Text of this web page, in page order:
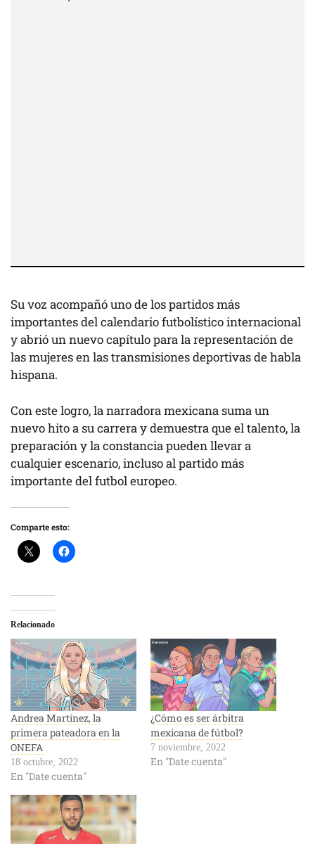
Su voz acompañó uno de los partidos más
importantes del calendario futbolístico internacional
y abrió un nuevo capítulo para la representación de
las mujeres en las transmisiones deportivas de habla
hispana.
Con este logro, la narradora mexicana suma un
nuevo hito a su carrera y demuestra que el talento, la
preparación y la constancia pueden llevar a
cualquier escenario, incluso al partido más
importante del futbol europeo.
Comparte esto:
Relacionado
Andrea Martínez, la
primera pateadora en la
ONEFA
18 octubre, 2022
En "Date cuenta"
¿Cómo es ser árbitra
mexicana de fútbol?
7 noviembre, 2022
En "Date cuenta"